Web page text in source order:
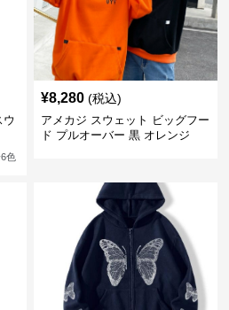
6色
¥8,280 (税込)
アメカジ スウェット ビッグフー
ド プルオーバー 黒 オレンジ